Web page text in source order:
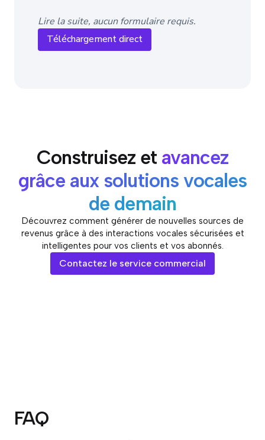
Lire la suite, aucun formulaire requis.
Téléchargement direct
Construisez et avancez
grâce aux solutions vocales
de demain
Découvrez comment générer de nouvelles sources de
revenus grâce à des interactions vocales sécurisées et
intelligentes pour vos clients et vos abonnés.
Contactez le service commercial
FAQ